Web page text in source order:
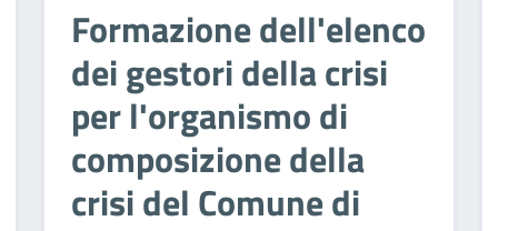
Formazione dell'elenco
dei gestori della crisi
per l'organismo di
composizione della
crisi del Comune di